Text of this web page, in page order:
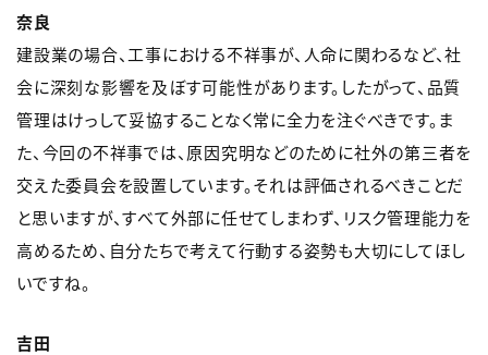
奈良
建設業の場合、工事における不祥事が、人命に関わるなど、社
会に深刻な影響を及ぼす可能性があります。したがって、品質
管理はけっして妥協することなく常に全力を注ぐべきです。ま
た、今回の不祥事では、原因究明などのために社外の第三者を
交えた委員会を設置しています。それは評価されるべきことだ
と思いますが、すべて外部に任せてしまわず、リスク管理能力を
高めるため、自分たちで考えて行動する姿勢も大切にしてほし
いですね。
吉田